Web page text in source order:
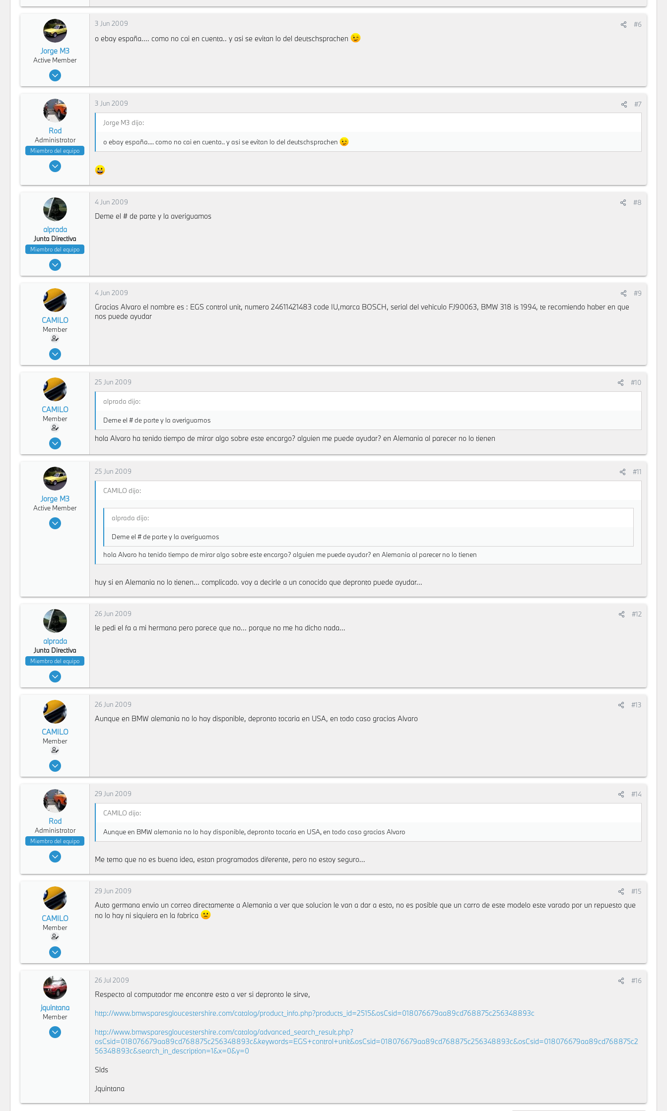
1
Bogota
Jorge M3
Active Member
20 Dic 2007
Bogota
3 Jun 2009 #6
o ebay españa.... como no cai en cuenta.. y asi se evitan lo del deutschsprachen
Rod
Administrator
Miembro del equipo
18 Feb 2008
1
Bogota
3 Jun 2009 #7
Jorge M3 dijo:
o ebay españa.... como no cai en cuenta.. y asi se evitan lo del deutschsprachen
alprada
Junta Directiva
Miembro del equipo
17 Dic 2007
Bogota
4 Jun 2009 #8
Deme el # de parte y la averiguamos
CAMILO
Member
7 Jun 2008
Bogota
4 Jun 2009 #9
Gracias Alvaro el nombre es : EGS control unit, numero 24611421483 code IU,marca BOSCH, serial del vehiculo FJ90063, BMW 318 is 1994, te recomiendo haber en que
nos puede ayudar
CAMILO
Member
7 Jun 2008
Bogota
25 Jun 2009 #10
alprada dijo:
Deme el # de parte y la averiguamos
hola Alvaro ha tenido tiempo de mirar algo sobre este encargo? alguien me puede ayudar? en Alemania al parecer no lo tienen
Jorge M3
Active Member
20 Dic 2007
25 Jun 2009 #11
CAMILO dijo:
alprada dijo:
Deme el # de parte y la averiguamos
hola Alvaro ha tenido tiempo de mirar algo sobre este encargo? alguien me puede ayudar? en Alemania al parecer no lo tienen
huy si en Alemania no lo tienen... complicado. voy a decirle a un conocido que depronto puede ayudar...
alprada
Junta Directiva
Miembro del equipo
17 Dic 2007
Bogota
26 Jun 2009 #12
le pedi el fa a mi hermana pero parece que no... porque no me ha dicho nada...
CAMILO
Member
7 Jun 2008
26 Jun 2009 #13
Aunque en BMW alemania no lo hay disponible, depronto tocaria en USA, en todo caso gracias Alvaro
Rod
Administrator
Miembro del equipo
18 Feb 2008
1
Bogota
29 Jun 2009 #14
CAMILO dijo:
Aunque en BMW alemania no lo hay disponible, depronto tocaria en USA, en todo caso gracias Alvaro
Me temo que no es buena idea, estan programados diferente, pero no estoy seguro...
CAMILO
Member
7 Jun 2008
Bogota
29 Jun 2009 #15
Auto germana envio un correo directamente a Alemania a ver que solucion le van a dar a esto, no es posible que un carro de este modelo este varado por un repuesto que
no lo hay ni siquiera en la fabrica
jquintana
Member
21 Jul 2009
www.maustech.com
26 Jul 2009 #16
Respecto al computador me encontre esto a ver si depronto le sirve,
http://www.bmwsparesgloucestershire.com/catalog/product_info.php?products_id=2515&osCsid=018076679aa89cd768875c256348893c
http://www.bmwsparesgloucestershire.com/catalog/advanced_search_result.php?
osCsid=018076679aa89cd768875c256348893c&keywords=EGS+control+unit&osCsid=018076679aa89cd768875c256348893c&osCsid=018076679aa89cd768875c2
56348893c&search_in_description=1&x=0&y=0
Slds
Jquintana